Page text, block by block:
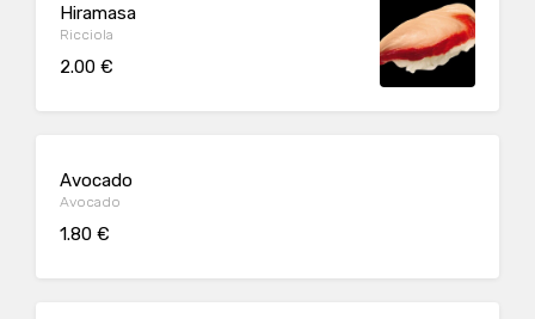
Hiramasa
Ricciola
2.00 €
Avocado
Avocado
1.80 €